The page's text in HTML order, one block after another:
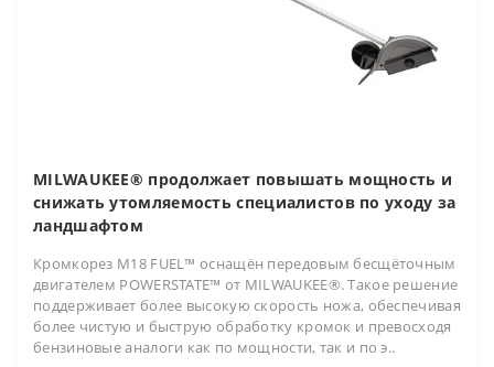
MILWAUKEE® продолжает повышать мощность и
снижать утомляемость специалистов по уходу за
ландшафтом
Кромкорез M18 FUEL™ оснащён передовым бесщёточным
двигателем POWERSTATE™ от MILWAUKEE®. Такое решение
поддерживает более высокую скорость ножа, обеспечивая
более чистую и быструю обработку кромок и превосходя
бензиновые аналоги как по мощности, так и по э..